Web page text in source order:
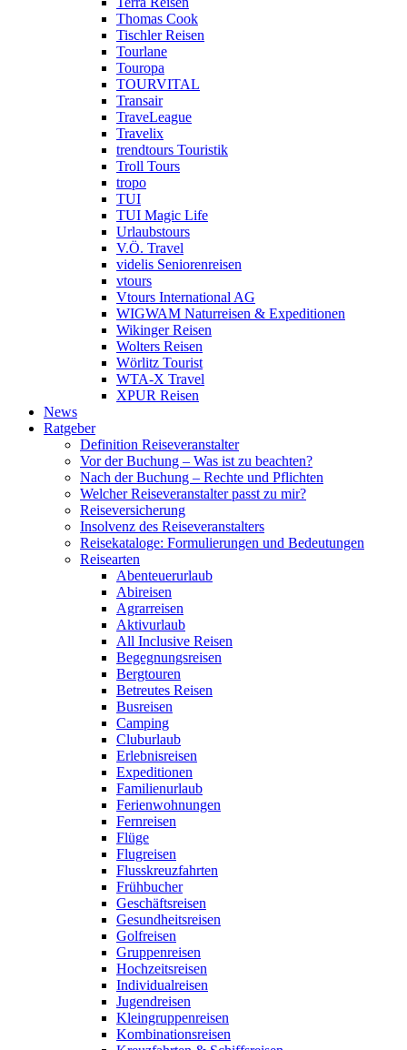
Thomas Cook
Tischler Reisen
Tourlane
Touropa
TOURVITAL
Transair
TraveLeague
Travelix
trendtours Touristik
Troll Tours
tropo
TUI
TUI Magic Life
Urlaubstours
V.Ö. Travel
videlis Seniorenreisen
vtours
Vtours International AG
WIGWAM Naturreisen & Expeditionen
Wikinger Reisen
Wolters Reisen
Wörlitz Tourist
WTA-X Travel
XPUR Reisen
News
Ratgeber
Definition Reiseveranstalter
Vor der Buchung – Was ist zu beachten?
Nach der Buchung – Rechte und Pflichten
Welcher Reiseveranstalter passt zu mir?
Reiseversicherung
Insolvenz des Reiseveranstalters
Reisekataloge: Formulierungen und Bedeutungen
Reisearten
Abenteuerurlaub
Abireisen
Agrarreisen
Aktivurlaub
All Inclusive Reisen
Begegnungsreisen
Bergtouren
Betreutes Reisen
Busreisen
Camping
Cluburlaub
Erlebnisreisen
Expeditionen
Familienurlaub
Ferienwohnungen
Fernreisen
Flüge
Flugreisen
Flusskreuzfahrten
Frühbucher
Geschäftsreisen
Gesundheitsreisen
Golfreisen
Gruppenreisen
Hochzeitsreisen
Individualreisen
Jugendreisen
Kleingruppenreisen
Kombinationsreisen